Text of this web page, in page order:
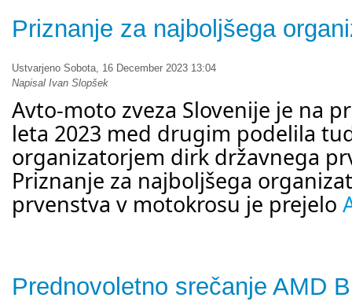
Priznanje za najboljšega
Ustvarjeno Sobota, 16 December 2023 13:04
Napisal Ivan Slopšek
Avto-moto zveza Slovenije je na
leta 2023 med drugim podelila
organizatorjem dirk državnega
Priznanje za najboljšega
prvenstva v motokrosu je prejelo
Prednovoletno srečanje AMD